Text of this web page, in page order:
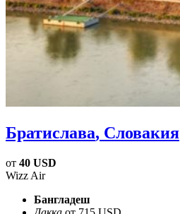
Братислава, Словакия
от 40 USD
Wizz Air
Бангладеш